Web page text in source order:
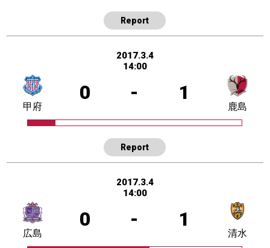
Report
2017.3.4
14:00
0 - 1
甲府 鹿島
Report
2017.3.4
14:00
0 - 1
広島 清水